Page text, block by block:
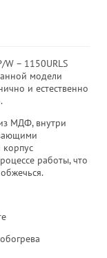
W – 1150URLS
модели
и естественно
МДФ, внутри
корпус
работы, что